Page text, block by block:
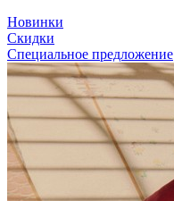
Новинки
Скидки
Специальное предложение